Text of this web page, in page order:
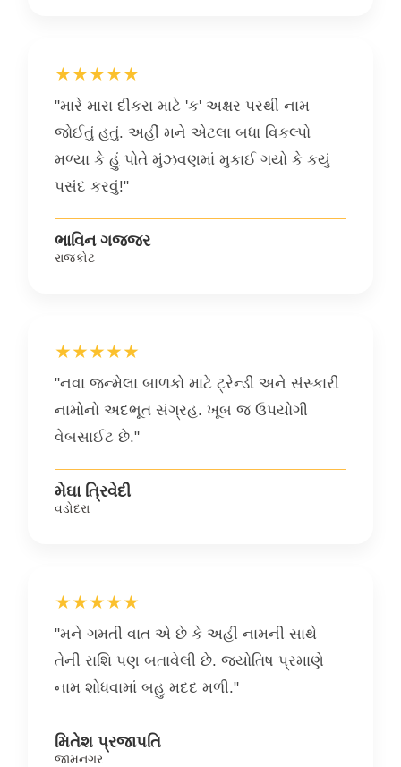
★★★★★
"મારે મારા દીકરા માટે 'ક' અક્ષર પરથી નામ
જોઈતું હતું. અહીં મને એટલા બધા વિકલ્પો
મળ્યા કે હું પોતે મુંઝવણમાં મુકાઈ ગયો કે કયું
પસંદ કરવું!"
ભાવિન ગજ્જર
રાજકોટ
★★★★★
"નવા જન્મેલા બાળકો માટે ટ્રેન્ડી અને સંસ્કારી
નામોનો અદભૂત સંગ્રહ. ખૂબ જ ઉપયોગી
વેબસાઈટ છે."
મેઘા ત્રિવેદી
વડોદરા
★★★★★
"મને ગમતી વાત એ છે કે અહીં નામની સાથે
તેની રાશિ પણ બતાવેલી છે. જ્યોતિષ પ્રમાણે
નામ શોધવામાં બહુ મદદ મળી."
મિતેશ પ્રજાપતિ
જામનગર